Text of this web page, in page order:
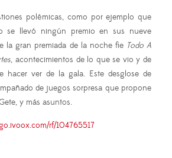
polémicas, como por ejemplo que
se llevó ningún premio en sus nueve
la gran premiada de la noche fie Todo A
, acontecimientos de lo que se vio y de
hacer ver de la gala. Este desglose de
de juegos sorpresa que propone
y más asuntos.
rf/104765517